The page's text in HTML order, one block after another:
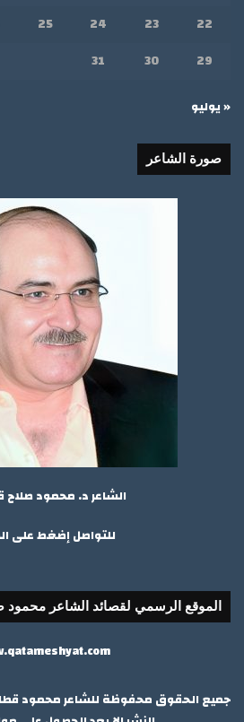
22
23
24
25
29
30
31
« يوليو
صورة الشاعر
الشاعر د. محمود
للتواصل إضغط على
الموقع الرسمي لقصائد الشاعر
جميع الحقوق محفوظة للشاعر محمود